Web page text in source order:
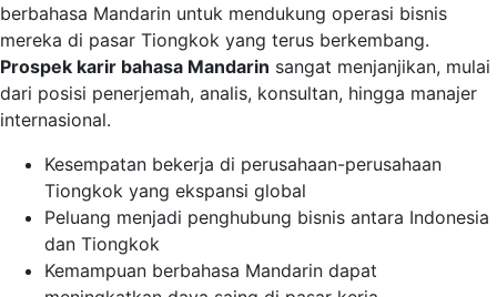
berbahasa Mandarin untuk mendukung operasi bisnis
mereka di pasar Tiongkok yang terus berkembang.
Prospek karir bahasa Mandarin sangat menjanjikan, mulai
dari posisi penerjemah, analis, konsultan, hingga manajer
internasional.
Kesempatan bekerja di perusahaan-perusahaan
Tiongkok yang ekspansi global
Peluang menjadi penghubung bisnis antara Indonesia
dan Tiongkok
Kemampuan berbahasa Mandarin dapat